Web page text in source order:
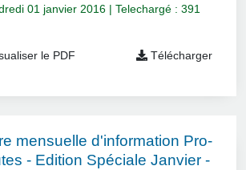
01 janvier 2016 | Telechargé : 391
le PDF Télécharger
mensuelle d'information Pro-
- Edition Spéciale Janvier -